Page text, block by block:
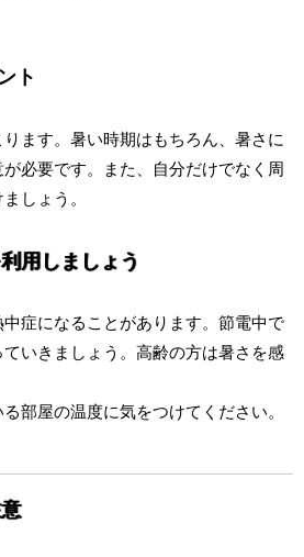
ト
ます。暑い時期はもちろん、暑さに
必要です。また、自分だけでなく周
しょう。
用しましょう
症になることがあります。節電中で
いきましょう。高齢の方は暑さを感
部屋の温度に気をつけてください。